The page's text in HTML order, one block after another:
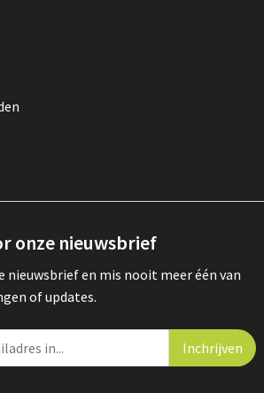
onze nieuwsbrief
nieuwsbrief en mis nooit meer één van
of updates.